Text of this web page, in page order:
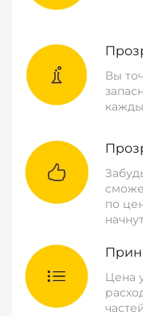
Вы
по
Цена